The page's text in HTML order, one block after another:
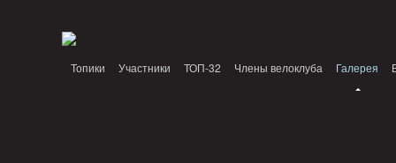
Топики Участники ТОП-32 Члены велоклуба Галерея